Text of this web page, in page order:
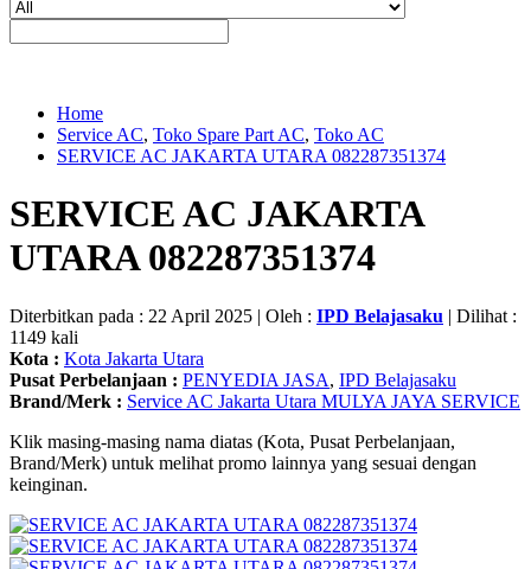
Home
Service AC, Toko Spare Part AC, Toko AC
SERVICE AC JAKARTA UTARA 082287351374
SERVICE AC JAKARTA
UTARA 082287351374
Diterbitkan pada : 22 April 2025 | Oleh : IPD Belajasaku | Dilihat :
1149 kali
Kota : Kota Jakarta Utara
Pusat Perbelanjaan : PENYEDIA JASA, IPD Belajasaku
Brand/Merk : Service AC Jakarta Utara MULYA JAYA SERVICE
Klik masing-masing nama diatas (Kota, Pusat Perbelanjaan,
Brand/Merk) untuk melihat promo lainnya yang sesuai dengan
keinginan.